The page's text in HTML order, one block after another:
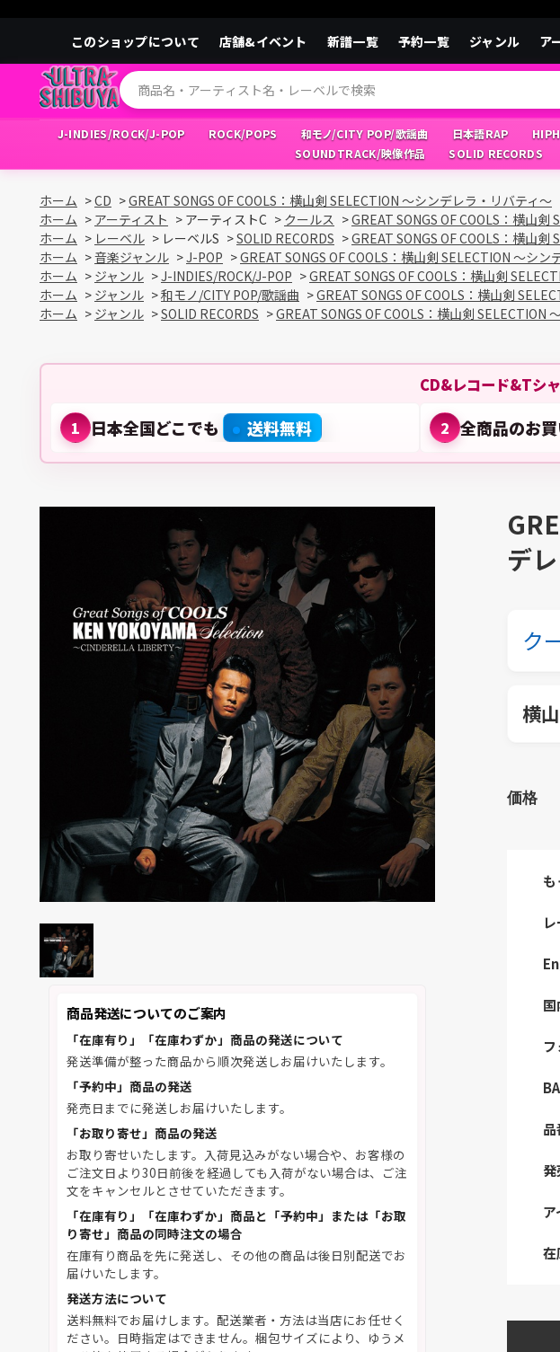
このショップについて 店舗&イベント 新譜一覧 予約一覧 ジャンル ア
J-INDIES/ROCK/J-POP ROCK/POPS 和モノ/CITY POP/歌謡曲 日本語RAP
SOUNDTRACK/映像作品
SOLID RECORDS
ホーム >CD >GREAT SONGS OF COOLS：横山剣 SELECTION ～シンデレラ・リバティ～
ホーム > アーティスト > アーティストC > クールス >GREAT SONGS OF COOLS：横山
ホーム > レーベル > レーベルS >SOLID RECORDS >GREAT SONGS OF COOLS：横山
ホーム >音楽ジャンル >J-POP >GREAT SONGS OF COOLS：横山剣 SELECTION ～シン
ホーム > ジャンル >J-INDIES/ROCK/J-POP >GREAT SONGS OF COOLS：横山剣
ホーム > ジャンル >和モノ/CITY POP/歌謡曲 >GREAT SONGS OF COOLS：横山剣
ホーム > ジャンル >SOLID RECORDS >GREAT SONGS OF COOLS：横山剣 SELECTION
CD&レコード&Tシ
1 日本全国どこでも 送料無料 2 全商品のお
商品発送についてのご案内
「在庫有り」「在庫わずか」商品の発送について
発送準備が整った商品から順次発送しお届けいたします。
「予約中」商品の発送
発売日までに発送しお届けいたします。
「お取り寄せ」商品の発送
お取り寄せいたします。入荷見込みがない場合や、お客様の
ご注文日より30日前後を経過しても入荷がない場合は、ご注
文をキャンセルとさせていただきます。
「在庫有り」「在庫わずか」商品と「予約中」または「お取
り寄せ」商品の同時注文の場合
在庫有り商品を先に発送し、その他の商品は後日別配送でお
届けいたします。
発送方法について
送料無料でお届けします。配送業者・方法は当店にお任せく
ださい。日時指定はできません。梱包サイズにより、ゆうメ
デ
ク
横
品
発
ア
在